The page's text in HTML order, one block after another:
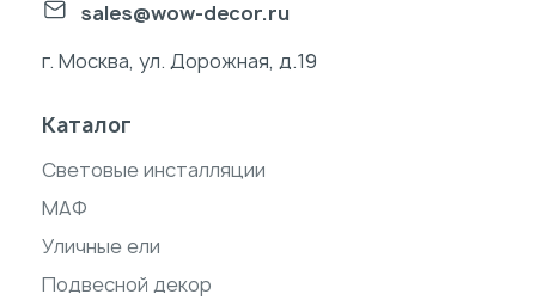
sales@wow-decor.ru
г. Москва, ул. Дорожная, д.19
Каталог
Световые инсталляции
МАФ
Уличные ели
Подвесной декор